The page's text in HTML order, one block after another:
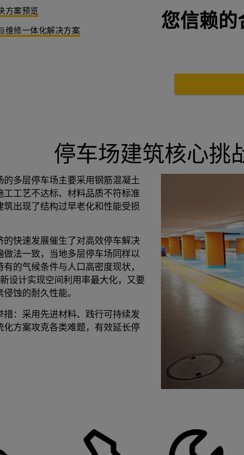
方案预览
维修一体化解决方案 您信赖的
停车场建筑核心挑
的多层停车场主要采用钢筋混凝土
工艺不达标、材料品质不符标准
出现了结构过早老化和性能受损
快速发展催生了对高效停车解决
法一致，当地多层停车场同样以
的气候条件与人口高密度现状，
设计实现空间利用率最大化，又要
蚀的耐久性能。
：采用先进材料、践行可持续发
方案攻克各类难题，有效延长停